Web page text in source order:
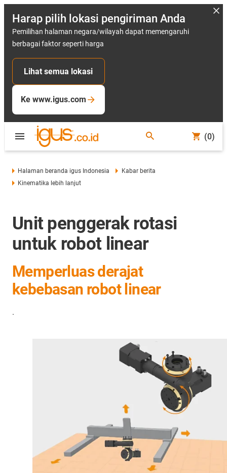
Harap pilih lokasi pengiriman Anda
Pemilihan halaman negara/wilayah dapat memengaruhi
berbagai faktor seperti harga
Lihat semua lokasi
Ke www.igus.com
(0)
Halaman beranda igus Indonesia
Kabar berita
Kinematika lebih lanjut
Unit penggerak rotasi
untuk robot linear
Memperluas derajat
kebebasan robot linear
.